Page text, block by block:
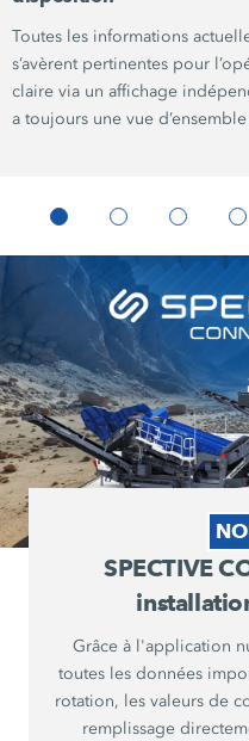
Toutes les informations
s’avèrent pertinentes pour
claire via un affichage
a toujours une vue
SPECTIVE
Grâce à l'application
toutes les données
rotation, les valeurs de
remplissage